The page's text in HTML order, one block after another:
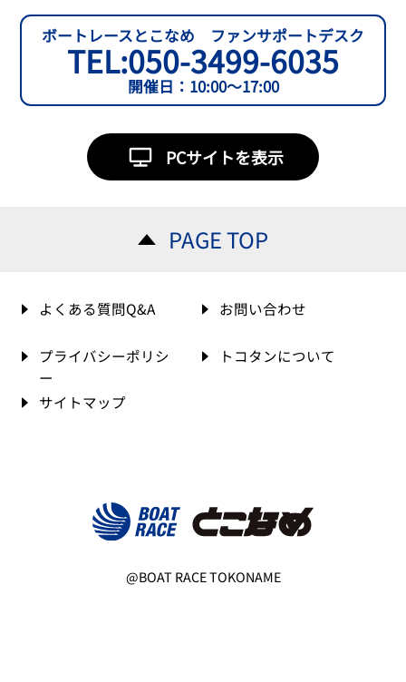
ボートレースとこなめ ファンサポートデスク
TEL:050-3499-6035
開催日：10:00～17:00
PCサイトを表示
PAGE TOP
よくある質問Q&A お問い合わせ
プライバシーポリシ
ー
トコタンについて
サイトマップ
@BOAT RACE TOKONAME